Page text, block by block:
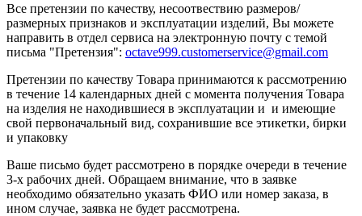
Все претензии по качеству, несоотвествию размеров/
размерных признаков и эксплуатации изделий, Вы можете
направить в отдел сервиса на электронную почту c темой
письма "Претензия": octave999.customerservice@gmail.com
Претензии по качеству Товара принимаются к рассмотрению
в течение 14 календарных дней с момента получения Товара
на изделия не находившиеся в эксплуатации и и имеющие
свой первоначальный вид, сохранившие все этикетки, бирки
и упаковку
Ваше письмо будет рассмотрено в порядке очереди в течение
3-х рабочих дней. Обращаем внимание, что в заявке
необходимо обязательно указать ФИО или номер заказа, в
ином случае, заявка не будет рассмотрена.